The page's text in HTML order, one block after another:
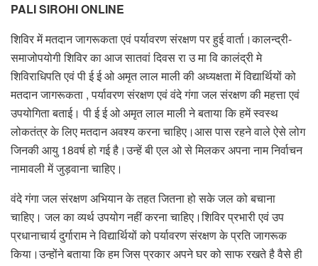
PALI SIROHI ONLINE
शिविर में मतदान जागरूकता एवं पर्यावरण संरक्षण पर हुई वार्ता।कालन्द्री-
समाजोपयोगी शिविर का आज सातवां दिवस रा उ मा वि कालंद्री मे
शिविराधिपति एवं पी ई ई ओ अमृत लाल माली की अध्यक्षता में विद्यार्थियों को
मतदान जागरूकता , पर्यावरण संरक्षण एवं वंदे गंगा जल संरक्षण की महत्ता एवं
उपयोगिता बताई। पी ई ई ओ अमृत लाल माली ने बताया कि हमें स्वस्थ
लोकतंत्र के लिए मतदान अवश्य करना चाहिए।आस पास रहने वाले ऐसे लोग
जिनकी आयु 18वर्ष हो गई है।उन्हें बी एल ओ से मिलकर अपना नाम निर्वाचन
नामावली में जुड़वाना चाहिए।
वंदे गंगा जल संरक्षण अभियान के तहत जितना हो सके जल को बचाना
चाहिए। जल का व्यर्थ उपयोग नहीं करना चाहिए।शिविर प्रभारी एवं उप
प्रधानाचार्य दुर्गाराम ने विद्यार्थियों को पर्यावरण संरक्षण के प्रति जागरूक
किया।उन्होंने बताया कि हम जिस प्रकार अपने घर को साफ रखते है वैसे ही